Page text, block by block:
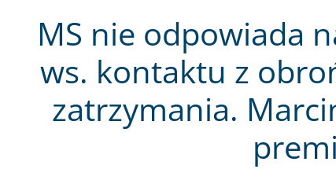
MS nie odpowiada
ws. kontaktu z
zatrzymania.